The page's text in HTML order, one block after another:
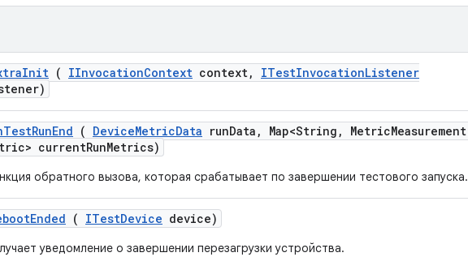
Init ( IInvocationContext context, ITestInvocationListener
TestRunEnd ( DeviceMetricData runData , Map<String , MetricMeasurement
currentRunMetrics)
обратного вызова, которая срабатывает по завершении тестового запуска.
Ended ( ITestDevice device)
уведомление о завершении перезагрузки устройства.